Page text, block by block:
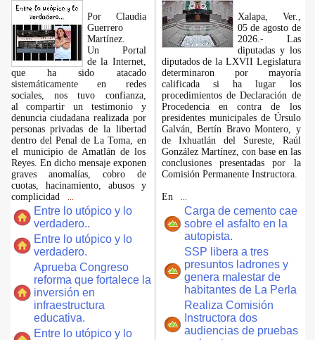
Por Claudia
Guerrero
Martínez.
​Un Portal
de la Internet,
que ha sido atacado
sistemáticamente en redes
sociales, nos tuvo confianza,
al compartir un testimonio y
denuncia ciudadana realizada por
personas privadas de la libertad
dentro del Penal de La Toma, en
el municipio de Amatlán de los
Reyes. En dicho mensaje exponen
graves anomalías, cobro de
cuotas, hacinamiento, abusos y
complicidad
Entre lo utópico y lo
verdadero..
Entre lo utópico y lo
verdadero.
Aprueba Congreso
reforma que fortalece la
inversión en
infraestructura
educativa.
Entre lo utópico y lo
Xalapa, Ver.,
05 de agosto de
2026.- Las
diputadas y los
diputados de la LXVII Legislatura
determinaron por mayoría
calificada si ha lugar los
procedimientos de Declaración de
Procedencia en contra de los
presidentes municipales de Úrsulo
Galván, Bertín Bravo Montero, y
de Ixhuatlán del Sureste, Raúl
González Martínez, con base en las
conclusiones presentadas por la
Comisión Permanente Instructora.
En
Carga de cemento cae
sobre el asfalto en la
autopista.
SSP libera a tres
presuntos ladrones y
genera malestar de
habitantes de La Perla
Realiza Comisión
Instructora dos
audiencias de pruebas